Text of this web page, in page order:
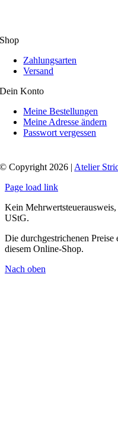
Shop
Zahlungsarten
Versand
Dein Konto
Meine Bestellungen
Meine Adresse ändern
Passwort vergessen
© Copyright 2026 |Atelier
Page load link
Kein
UStG.
Die durchgestrichenen Preise
diesem Online-Shop.
Nach oben